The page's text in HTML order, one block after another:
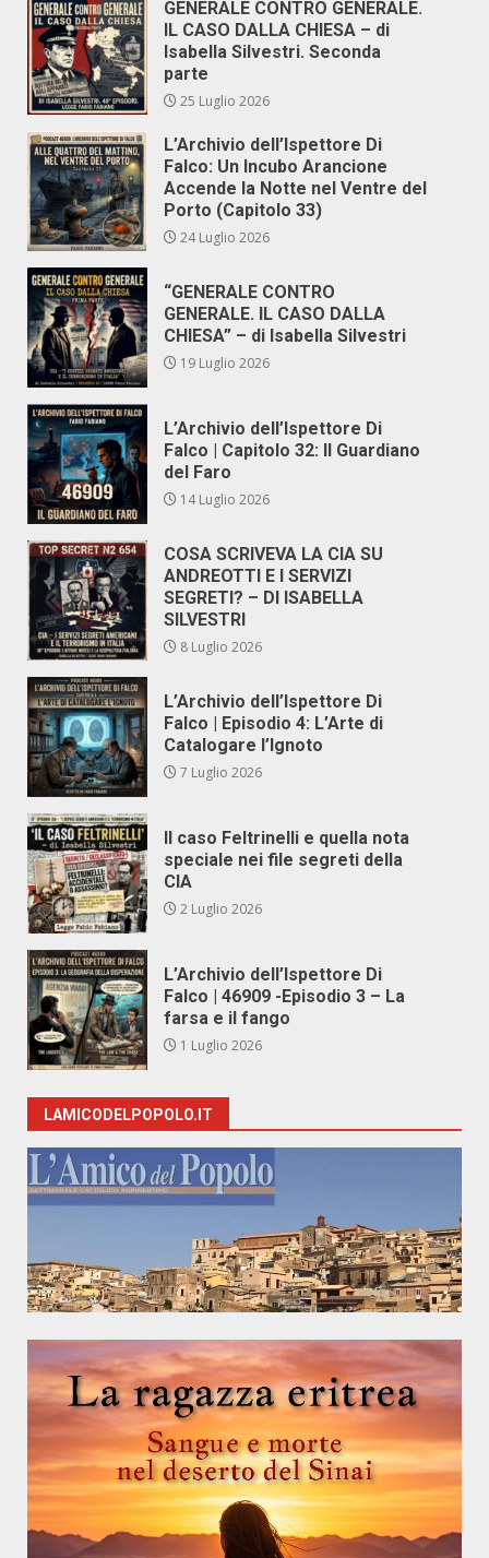
GENERALE CONTRO GENERALE.
IL CASO DALLA CHIESA – di
Isabella Silvestri. Seconda
parte
25 Luglio 2026
L’Archivio dell’Ispettore Di
Falco: Un Incubo Arancione
Accende la Notte nel Ventre del
Porto (Capitolo 33)
24 Luglio 2026
“GENERALE CONTRO
GENERALE. IL CASO DALLA
CHIESA” – di Isabella Silvestri
19 Luglio 2026
L’Archivio dell’Ispettore Di
Falco | Capitolo 32: Il Guardiano
del Faro
14 Luglio 2026
COSA SCRIVEVA LA CIA SU
ANDREOTTI E I SERVIZI
SEGRETI? – DI ISABELLA
SILVESTRI
8 Luglio 2026
L’Archivio dell’Ispettore Di
Falco | Episodio 4: L’Arte di
Catalogare l’Ignoto
7 Luglio 2026
Il caso Feltrinelli e quella nota
speciale nei file segreti della
CIA
2 Luglio 2026
L’Archivio dell’Ispettore Di
Falco | 46909 -Episodio 3 – La
farsa e il fango
1 Luglio 2026
LAMICODELPOPOLO.IT